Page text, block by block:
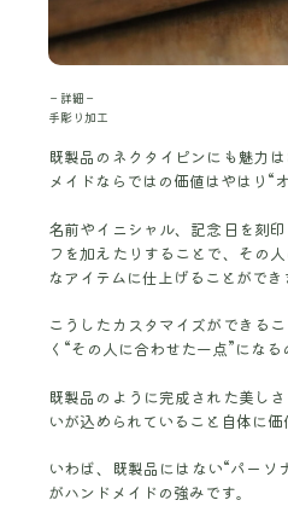
－詳細－
手彫り加工
既製品のネクタイピンにも魅力
メイドならではの価値はやはり“
名前やイニシャル、記念日を刻
フを加えたりすることで、その
なアイテムに仕上げることができ
こうしたカスタマイズができる
く“その人に合わせた一点”になる
既製品のように完成された美し
いが込められていること自体に価
いわば、既製品にはない“パーソ
がハンドメイドの強みです。